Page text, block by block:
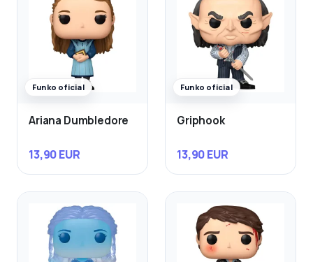
Funko oficial
Ariana Dumbledore
13,90 EUR
Funko oficial
Griphook
13,90 EUR